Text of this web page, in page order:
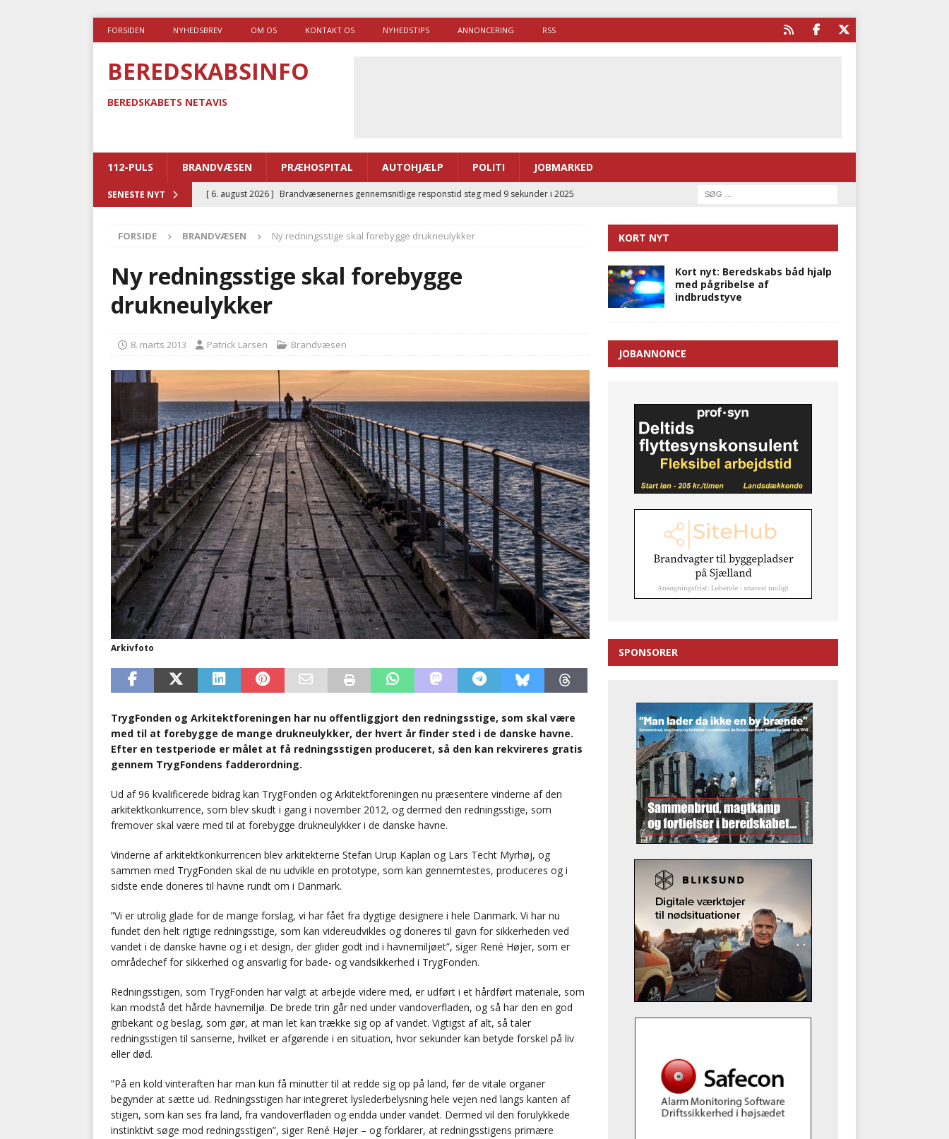
FORSIDEN NYHEDSBREV OM OS KONTAKT OS NYHEDSTIPS ANNONCERING RSS
BEREDSKABSINFO
BEREDSKABETS NETAVIS
112-PULS BRANDVÆSEN PRÆHOSPITAL AUTOHJÆLP POLITI JOBMARKED
SENESTE NYT [ 6. august 2026 ] Brandvæsenernes gennemsnitlige responstid steg med 9 sekunder i 2025
[ 5. august 2026 ] Advarer: Udløb af sygetransporttilladelser kan sende 400.000 kørsler over
i det offentlige
PRÆHOSPITAL
[ 5. august 2026 ] Ny ambulance og el-sygetransportvogn til Samsø
[ 4. august 2026 ]
nødsporet
AUTOHJÆLP
FORSIDE BRANDVÆSEN Ny redningsstige skal forebygge drukneulykker
Ny redningsstige skal forebygge
drukneulykker
8. marts 2013 Patrick Larsen Brandvæsen
Arkivfoto
TrygFonden og Arkitektforeningen har nu offentliggjort den redningsstige, som skal være
med til at forebygge de mange drukneulykker, der hvert år finder sted i de danske havne.
Efter en testperiode er målet at få redningsstigen produceret, så den kan rekvireres gratis
gennem TrygFondens fadderordning.
Ud af 96 kvalificerede bidrag kan TrygFonden og Arkitektforeningen nu præsentere vinderne af den
arkitektkonkurrence, som blev skudt i gang i november 2012, og dermed den redningsstige, som
fremover skal være med til at forebygge drukneulykker i de danske havne.
Vinderne af arkitektkonkurrencen blev arkitekterne Stefan Urup Kaplan og Lars Techt Myrhøj, og
sammen med TrygFonden skal de nu udvikle en prototype, som kan gennemtestes, produceres og i
sidste ende doneres til havne rundt om i Danmark.
”Vi er utrolig glade for de mange forslag, vi har fået fra dygtige designere i hele Danmark. Vi har nu
fundet den helt rigtige redningsstige, som kan videreudvikles og doneres til gavn for sikkerheden ved
vandet i de danske havne og i et design, der glider godt ind i havnemiljøet”, siger René Højer, som er
områdechef for sikkerhed og ansvarlig for bade- og vandsikkerhed i TrygFonden.
Redningsstigen, som TrygFonden har valgt at arbejde videre med, er udført i et hårdført materiale, som
kan modstå det hårde havnemiljø. De brede trin går ned under vandoverfladen, og så har den en god
gribekant og beslag, som gør, at man let kan trække sig op af vandet. Vigtigst af alt, så taler
redningsstigen til sanserne, hvilket er afgørende i en situation, hvor sekunder kan betyde forskel på liv
eller død.
”På en kold vinteraften har man kun få minutter til at redde sig op på land, før de vitale organer
begynder at sætte ud. Redningsstigen har integreret lyslederbelysning hele vejen ned langs kanten af
stigen, som kan ses fra land, fra vandoverfladen og endda under vandet. Dermed vil den forulykkede
instinktivt søge mod redningsstigen”, siger René Højer – og forklarer, at redningsstigens primære
KORT NYT
Kort nyt: Beredskabs båd hjalp
med pågribelse af
indbrudstyve
JOBANNONCE
SPONSORER